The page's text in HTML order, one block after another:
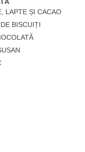
LAPTE ȘI CACAO
BISCUIȚI